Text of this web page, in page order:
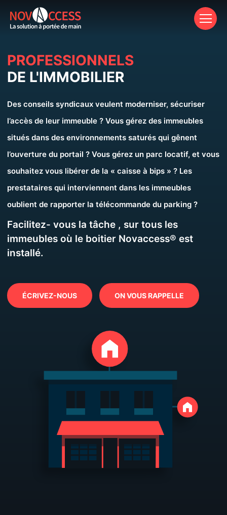
PROFESSIONNELS
DE L'IMMOBILIER
Des conseils syndicaux veulent moderniser, sécuriser
l’accès de leur immeuble ? Vous gérez des immeubles
situés dans des environnements saturés qui gênent
l’ouverture du portail ? Vous gérez un parc locatif, et vous
souhaitez vous libérer de la « caisse à bips » ? Les
prestataires qui interviennent dans les immeubles
oublient de rapporter la télécommande du parking ?
Facilitez- vous la tâche , sur tous les
immeubles où le boitier Novaccess® est
installé.
ÉCRIVEZ-NOUS ON VOUS RAPPELLE